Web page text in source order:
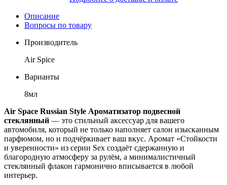
Описание
Вопросы по товару
Производитель
Air Spice
Варианты
8мл
Air Space Russian Style Ароматизатор подвесной
стеклянный — это стильный аксессуар для вашего
автомобиля, который не только наполняет салон изысканным
парфюмом, но и подчёркивает ваш вкус. Аромат «Стойкости
и уверенности» из серии Sex создаёт сдержанную и
благородную атмосферу за рулём, а минималистичный
стеклянный флакон гармонично вписывается в любой
интерьер.